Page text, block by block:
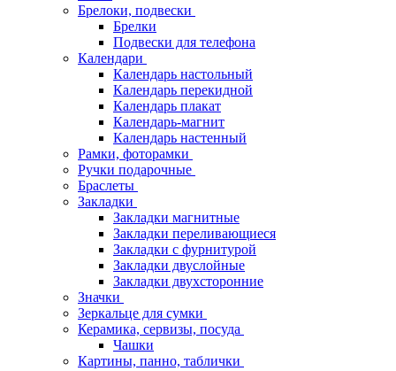
Брелоки, подвески
Брелки
Подвески для телефона
Календари
Календарь настольный
Календарь перекидной
Календарь плакат
Календарь-магнит
Календарь настенный
Рамки, фоторамки
Ручки подарочные
Браслеты
Закладки
Закладки магнитные
Закладки переливающиеся
Закладки с фурнитурой
Закладки двуслойные
Закладки двухсторонние
Значки
Зеркальце для сумки
Керамика, сервизы, посуда
Чашки
Картины, панно, таблички